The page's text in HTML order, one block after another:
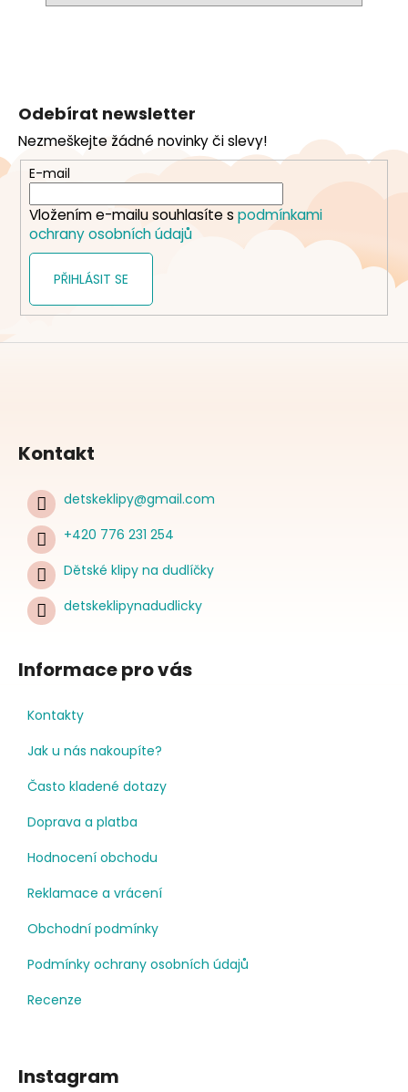
a
t
Odebírat newsletter
Nezmeškejte žádné novinky či slevy!
E-mail
Vložením e-mailu souhlasíte s podmínkami
ochrany osobních údajů
PŘIHLÁSIT SE
Kontakt
detskeklipy@gmail.com
+420 776 231 254
Dětské klipy na dudlíčky
detskeklipynadudlicky
Informace pro vás
Kontakty
Jak u nás nakoupíte?
Často kladené dotazy
Doprava a platba
Hodnocení obchodu
Reklamace a vrácení
Obchodní podmínky
Podmínky ochrany osobních údajů
Recenze
Instagram